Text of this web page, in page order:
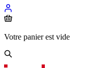
Votre panier est vide